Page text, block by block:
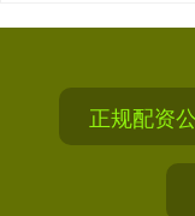
正规配资